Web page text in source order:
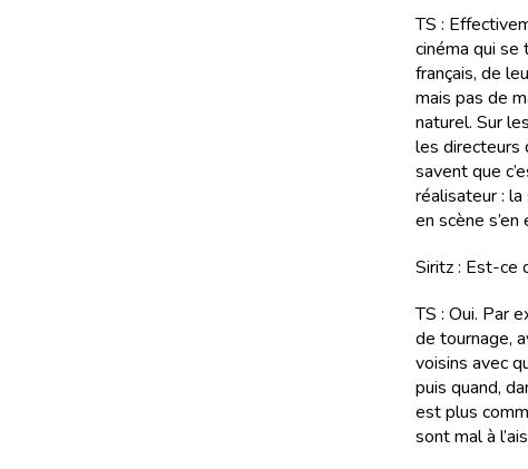
TS :
cinéma qui se
français, de
mais pas de
naturel. Sur
les directeurs
savent que
réalisateur :
en scène
Siritz : Est-ce
TS : Oui. Par
de tournage,
voisins avec
puis quand,
est plus
sont mal à